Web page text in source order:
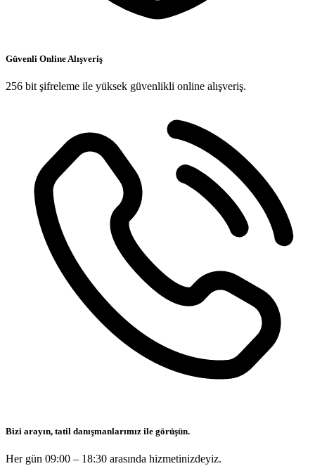
Güvenli Online Alışveriş
256 bit şifreleme ile yüksek güvenlikli online alışveriş.
Bizi arayın, tatil danışmanlarımız ile görüşün.
Her gün 09:00 – 18:30 arasında hizmetinizdeyiz.